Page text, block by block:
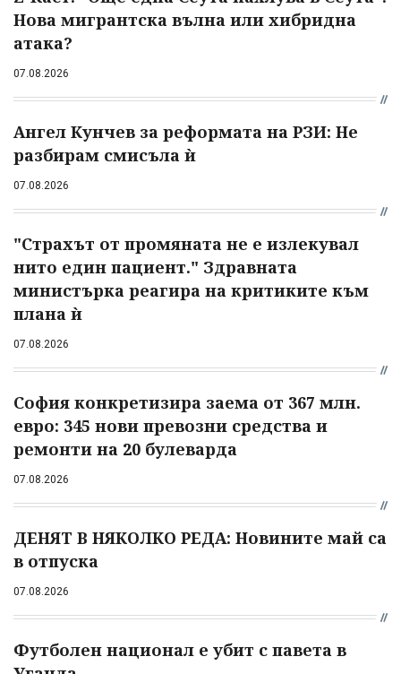
Нова мигрантска вълна или хибридна
атака?
07.08.2026
Ангел Кунчев за реформата на РЗИ: Не
разбирам смисъла ѝ
07.08.2026
"Страхът от промяната не е излекувал
нито един пациент." Здравната
министърка реагира на критиките към
плана ѝ
07.08.2026
София конкретизира заема от 367 млн.
евро: 345 нови превозни средства и
ремонти на 20 булеварда
07.08.2026
ДЕНЯТ В НЯКОЛКО РЕДА: Новините май са
в отпуска
07.08.2026
Футболен национал е убит с павета в